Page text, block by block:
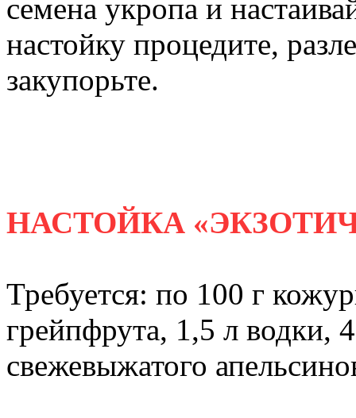
семена укропа и
настойку процедите,
закупорьте.
НАСТОЙКА
Требуется: по 100 г
грейпфрута, 1,5 л водки,
свежевыжатого